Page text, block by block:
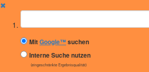
✖
Suchbegriff
MitGoogle™suchen
Interne Suche nutzen
(eingeschränkte Ergebnisqualität)